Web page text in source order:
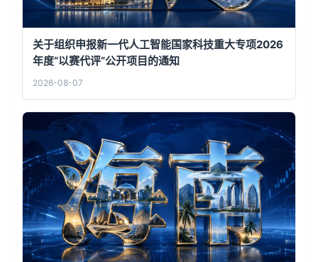
关于组织申报新一代人工智能国家科技重大专项2026
年度“以赛代评”公开项目的通知
2026-08-07